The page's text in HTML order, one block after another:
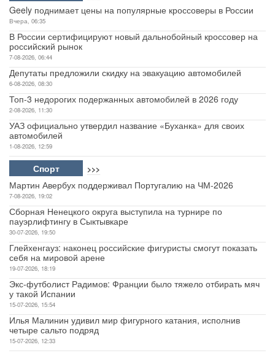
Geely поднимает цены на популярные кроссоверы в России
Вчера, 06:35
В России сертифицируют новый дальнобойный кроссовер на
российский рынок
7-08-2026, 06:44
Депутаты предложили скидку на эвакуацию автомобилей
6-08-2026, 08:30
Топ-3 недорогих подержанных автомобилей в 2026 году
2-08-2026, 11:30
УАЗ официально утвердил название «Буханка» для своих
автомобилей
1-08-2026, 12:59
Спорт >>>
Мартин Авербух поддерживал Португалию на ЧМ-2026
7-08-2026, 19:02
Сборная Ненецкого округа выступила на турнире по
пауэрлифтингу в Сыктывкаре
30-07-2026, 19:50
Глейхенгауз: наконец российские фигуристы смогут показать
себя на мировой арене
19-07-2026, 18:19
Экс-футболист Радимов: Франции было тяжело отбирать мяч
у такой Испании
15-07-2026, 15:54
Илья Малинин удивил мир фигурного катания, исполнив
четыре сальто подряд
15-07-2026, 12:33